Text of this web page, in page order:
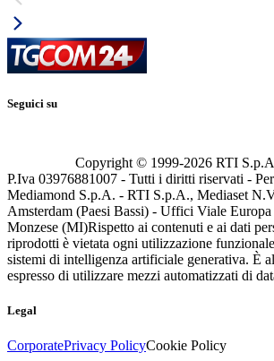
Seguici su
Copyright © 1999-2026 RTI
P.Iva 03976881007 - Tutti i diritti riservati -
Mediamond S.p.A. - RTI S.p.A., Mediaset
Amsterdam (Paesi Bassi) - Uffici Viale
Monzese (MI)Rispetto ai contenuti e ai dati
riprodotti è vietata ogni utilizzazione
sistemi di intelligenza artificiale generativa. È
espresso di utilizzare mezzi automatizzati di
Legal
CorporatePrivacy PolicyCookie Policy